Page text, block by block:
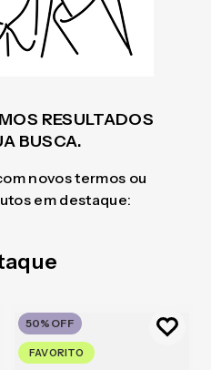
RESULTADOS
BUSCA.
novos termos ou
em destaque:
50% OFF
FAVORITO